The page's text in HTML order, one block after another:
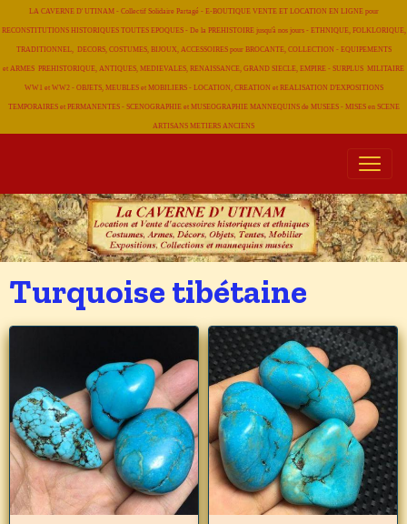
LA CAVERNE D' UTINAM - Collectif Solidaire Partagé - E-BOUTIQUE VENTE ET LOCATION EN LIGNE pour
RECONSTITUTIONS HISTORIQUES TOUTES EPOQUES - De la PREHISTOIRE jusqu'à nos jours - ETHNIQUE, FOLKLORIQUE,
TRADITIONNEL, DECORS, COSTUMES, BIJOUX, ACCESSOIRES pour BROCANTE, COLLECTION - EQUIPEMENTS
et ARMES PREHISTORIQUE, ANTIQUES, MEDIEVALES, RENAISSANCE, GRAND SIECLE, EMPIRE - SURPLUS MILITAIRE
WW1 et WW2 - OBJETS, MEUBLES et MOBILIERS - LOCATION, CREATION et REALISATION D'EXPOSITIONS
TEMPORAIRES et PERMANENTES - SCENOGRAPHIE et MUSEOGRAPHIE MANNEQUINS de MUSEES - MISES en SCENE
ARTISANS METIERS ANCIENS
Turquoise tibétaine